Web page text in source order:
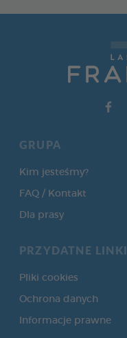
GRUPA
Kim jesteśmy?
FAQ / Kontakt
Dla prasy
PRZYDATNE LINKI
Pliki cookies
Ochrona danych
Informacje prawne